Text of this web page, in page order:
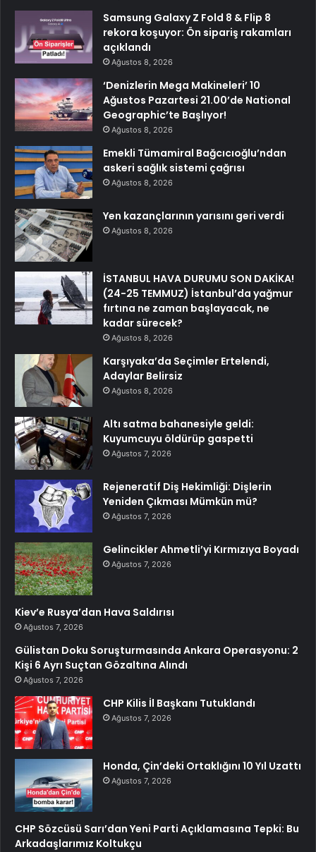
Samsung Galaxy Z Fold 8 & Flip 8
rekora koşuyor: Ön sipariş rakamları
açıklandı
Ağustos 8, 2026
‘Denizlerin Mega Makineleri’ 10
Ağustos Pazartesi 21.00’de National
Geographic’te Başlıyor!
Ağustos 8, 2026
Emekli Tümamiral Bağcıcıoğlu’ndan
askeri sağlık sistemi çağrısı
Ağustos 8, 2026
Yen kazançlarının yarısını geri verdi
Ağustos 8, 2026
İSTANBUL HAVA DURUMU SON DAKİKA!
(24-25 TEMMUZ) İstanbul’da yağmur
fırtına ne zaman başlayacak, ne
kadar sürecek?
Ağustos 8, 2026
Karşıyaka’da Seçimler Ertelendi,
Adaylar Belirsiz
Ağustos 8, 2026
Altı satma bahanesiyle geldi:
Kuyumcuyu öldürüp gaspetti
Ağustos 7, 2026
Rejeneratif Diş Hekimliği: Dişlerin
Yeniden Çıkması Mümkün mü?
Ağustos 7, 2026
Gelincikler Ahmetli’yi Kırmızıya Boyadı
Ağustos 7, 2026
Kiev’e Rusya’dan Hava Saldırısı
Ağustos 7, 2026
Gülistan Doku Soruşturmasında Ankara Operasyonu: 2
Kişi 6 Ayrı Suçtan Gözaltına Alındı
Ağustos 7, 2026
CHP Kilis İl Başkanı Tutuklandı
Ağustos 7, 2026
Honda, Çin’deki Ortaklığını 10 Yıl Uzattı
Ağustos 7, 2026
CHP Sözcüsü Sarı’dan Yeni Parti Açıklamasına Tepki: Bu
Arkadaşlarımız Koltukçu